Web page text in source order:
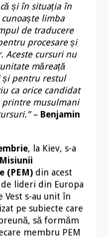
și în situația în
limba
de traducere
procesare și
Aceste cursuri nu
măreață
și pentru restul
ca orice candidat
printre musulmani
– Benjamin
, la Kiev, s-a
Misiunii
(PEM) din acest
lideri din Europa
Vest s-au unit în
pe subiecte care
să formăm
membru PEM